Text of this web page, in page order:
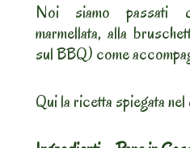
Noi siamo passati
marmellata, alla
sul BBQ) come
Qui la ricetta spiegata